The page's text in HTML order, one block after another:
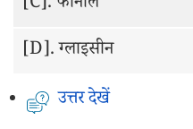
[D].ग्लाइसीन
उत्तर देखें